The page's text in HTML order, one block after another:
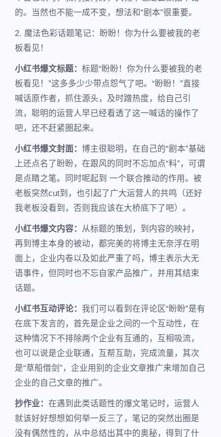
的。当然也不能一成不变，想法和“剧本”很重要。
2. 魔法色彩话题笔记：盼盼！你为什么要被我的老
板看见！
小红书爆文标题： 标题“盼盼！你为什么要被我的老
板看见！”这多多少少带点怨气了吧。“盼盼！”直接
喊话原作者，抓住源头，及时蹭热度，给自己引
流，聪明的运营人早已经看透了这一喊话的操作了
吧，还不赶紧圈起来。
小红书爆文封面： 博主很聪明，在自己的“剧本”基础
上还点名了盼盼，在跟风的同时不忘加点“料”，可谓
是点睛之笔。同时呢起到 一个联合推动的作用。被
老板突然cut到，也引起了广大运营人的共鸣（还好
我老板没看到，否则我应该在大桥底下了吧）。
小红书爆文内容： 从标题的策划，到内容的映衬，
再到博主本身的被动，都完美的将博主无奈浮在明
面上，企业内卷以及如此严重了吗，博主表示大无
语事件，但同时也不忘自家产品推广，并用其结束
话题。
小红书互动评论： 我们可以看到在评论区“盼盼”是有
在底下发言的，首先是企业之间的一个互动性，在
这种情况下不排除两个企业有互通的，互相吸流，
也可以说是企业联通，互帮互助，完成流量，其次
是“草船借剑”，企业用别的企业文章推广来增加自己
企业的自己文章的推广。
抄作业： 在遇到此类话题性的爆文笔记时，运营人
就该好好想想如何举一反三了，笔记的突然出圈是
没有偶然性的，从中总结出其中的奥秘，得到了什